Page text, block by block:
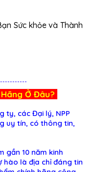
Sức khỏe và Thành
Hãng Ở Đâu?
ty, các Đại lý, NPP
uy tín, có thông tin,
gần 10 năm kinh
hào là địa chỉ đáng tin